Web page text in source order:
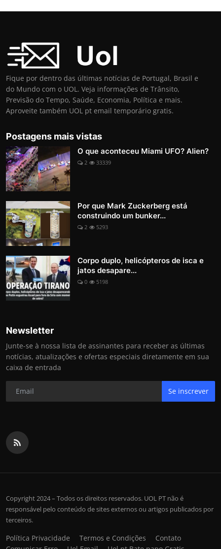
Fique por dentro das últimas notícias de Portugal, Brasil e
do Mundo com o UOL. Veja informações de Trânsito,
Previsão do Tempo, Saúde, Economia, Política e mais.
Aproveite também UOL pt email temporário gratis.
Postagens mais vistas
O que aconteceu Miami UFO? Alien?
2 33339
Por que Mark Zuckerberg está
construindo um bunker...
2 5293
Corpo duplo, helicópteros de isca e
jatos desapare...
0 5198
Newsletter
Junte-se à nossa lista de assinantes para receber as últimas
notícias, atualizações e ofertas especiais diretamente em sua
caixa de entrada
Se inscrever
Copyright 2024 – Todos os direitos reservados. UOL PT não é
responsável pelo conteúdo de sites externos ou artigos publicados por
terceiros.
Política Privacidade Termos e Condições
Contato